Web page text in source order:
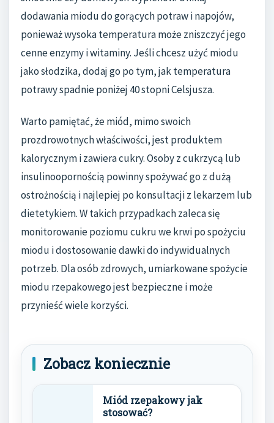
dodawania miodu do gorących potraw i napojów,
ponieważ wysoka temperatura może zniszczyć jego
cenne enzymy i witaminy. Jeśli chcesz użyć miodu
jako słodzika, dodaj go po tym, jak temperatura
potrawy spadnie poniżej 40 stopni Celsjusza.
Warto pamiętać, że miód, mimo swoich
prozdrowotnych właściwości, jest produktem
kalorycznym i zawiera cukry. Osoby z cukrzycą lub
insulinoopornością powinny spożywać go z dużą
ostrożnością i najlepiej po konsultacji z lekarzem lub
dietetykiem. W takich przypadkach zaleca się
monitorowanie poziomu cukru we krwi po spożyciu
miodu i dostosowanie dawki do indywidualnych
potrzeb. Dla osób zdrowych, umiarkowane spożycie
miodu rzepakowego jest bezpieczne i może
przynieść wiele korzyści.
Zobacz koniecznie
Miód rzepakowy jak
stosować?